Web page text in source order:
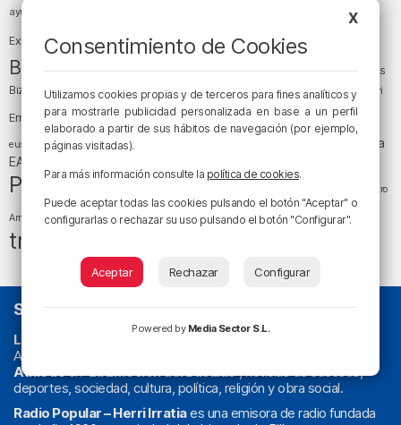
ayuntamiento de Bilbao BEC (Bilbao
Exhibition Center) BilbaoBilbao Basket Bizkaia
Bizkaia y sus comarcas Copa del Rey cultura Cáritas
Bizkaia
Deusto Diócesis de Bilbao Egunon Bizkaia el tiempo Enkarterri
Ernesto Valverde Ertzaintza Euskadi (País Vasco)
euskera fiestas fútbol LaLiga
LaLiga
EA Sports
Política sociedadsucesos Teatro
Arriaga tiempotiempo atmosféricotráfico
tráfico en Bizkaia
SOBRE NOSOTROS
La radio sin cadenas
. Desde 1960 haciendo radio en Bilbao.
Actualidad y
Athletic
deportes, sociedad, cultura, política, religión y obra social.
Radio Popular – Herri Irratiaes una emisora de radio fundada
X
Consentimiento de Cookies
Utilizamos cookies propias y de terceros para fines analíticos y
para mostrarle publicidad personalizada en base a un perfil
elaborado a partir de sus hábitos de navegación (por ejemplo,
páginas visitadas).
Para más información consulte la política de cookies.
Puede aceptar todas las cookies pulsando el botón "Aceptar" o
configurarlas o rechazar su uso pulsando el botón "Configurar".
Aceptar Rechazar Configurar
Powered by Media Sector S.L.